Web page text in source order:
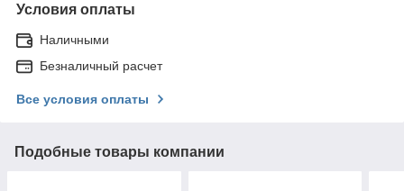
Условия оплаты
Наличными
Безналичный расчет
Все условия оплаты
Подобные товары компании